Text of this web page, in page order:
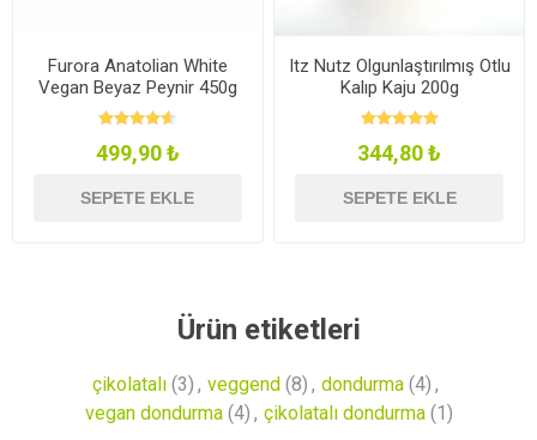
Furora Anatolian White
Vegan Beyaz Peynir 450g
499,90 ₺
SEPETE EKLE
Itz Nutz Olgunlaştırılmış Otlu
Kalıp Kaju 200g
344,80 ₺
SEPETE EKLE
Ürün etiketleri
çikolatalı (3) , veggend (8) , dondurma (4) ,
vegan dondurma (4) , çikolatalı dondurma (1)